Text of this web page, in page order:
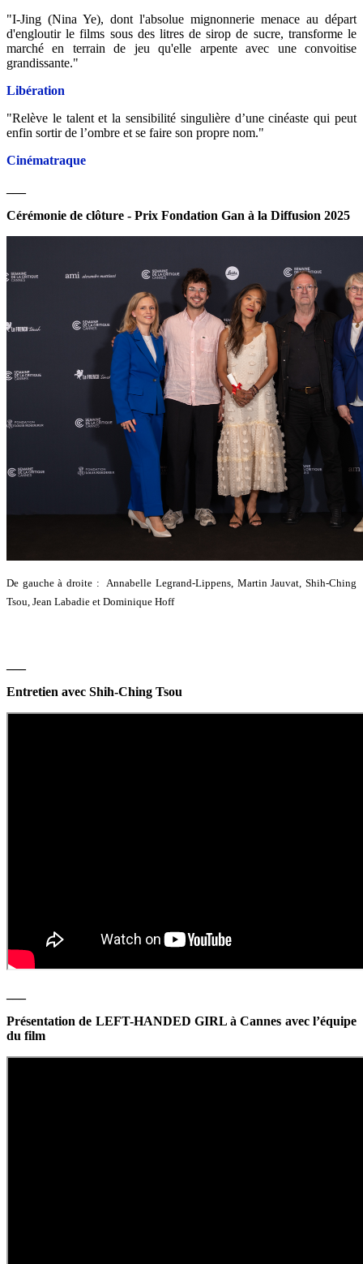
"I-Jing (Nina Ye), dont l'absolue mignonnerie menace au départ
d'engloutir le films sous des litres de sirop de sucre, transforme le
marché en terrain de jeu qu'elle arpente avec une convoitise
grandissante."
Libération
"Relève le talent et la sensibilité singulière d’une cinéaste qui peut
enfin sortir de l’ombre et se faire son propre nom."
Cinématraque
Cérémonie de clôture - Prix Fondation Gan à la Diffusion 2025
De gauche à droite : Annabelle Legrand-Lippens, Martin Jauvat, Shih-Ching
Tsou, Jean Labadie et Dominique Hoff
Entretien avec Shih-Ching Tsou
Présentation de LEFT-HANDED GIRL à Cannes avec l’équipe
du film